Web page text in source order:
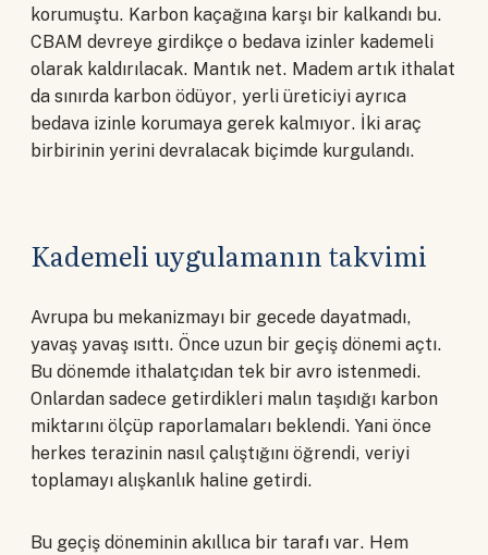
korumuştu. Karbon kaçağına karşı bir kalkandı bu.
CBAM devreye girdikçe o bedava izinler kademeli
olarak kaldırılacak. Mantık net. Madem artık ithalat
da sınırda karbon ödüyor, yerli üreticiyi ayrıca
bedava izinle korumaya gerek kalmıyor. İki araç
birbirinin yerini devralacak biçimde kurgulandı.
Kademeli uygulamanın takvimi
Avrupa bu mekanizmayı bir gecede dayatmadı,
yavaş yavaş ısıttı. Önce uzun bir geçiş dönemi açtı.
Bu dönemde ithalatçıdan tek bir avro istenmedi.
Onlardan sadece getirdikleri malın taşıdığı karbon
miktarını ölçüp raporlamaları beklendi. Yani önce
herkes terazinin nasıl çalıştığını öğrendi, veriyi
toplamayı alışkanlık haline getirdi.
Bu geçiş döneminin akıllıca bir tarafı var. Hem